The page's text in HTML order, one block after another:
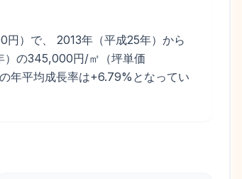
）で、 2013年（平成25年）から
）の345,000円/㎡（坪単価
年平均成長率は+6.79%となってい